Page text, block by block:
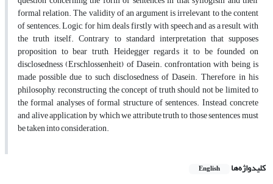
formal relation. The validity of an argument is irrelevant to the content
of sentences. Logic, for him, deals firstly with speech and as a result, with
the truth itself. Contrary to standard interpretation that supposes
proposition to bear truth, Heidegger regards it to be founded on
disclosedness (Erschlossenheit) of Dasein. confrontation with being is
made possible due to such disclosedness of Dasein. Therefore, in his
philosophy, reconstructing the concept of truth should not be limited to
the formal analyses of formal structure of sentences. Instead, concrete
and alive application by which we attribute truth to those sentences must
be taken into consideration.
کلیدواژه‌ها English